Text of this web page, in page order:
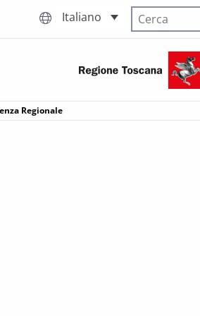
Italiano
Cerca nel sito
Regionale